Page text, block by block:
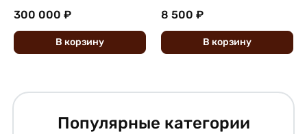
300 000 ₽
В корзину
8 500 ₽
В корзину
Популярные категории